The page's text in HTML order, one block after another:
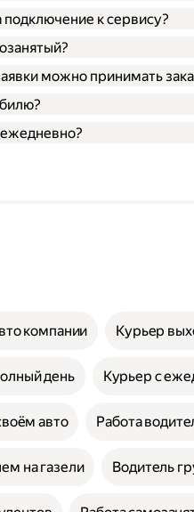
подключение к сервису?
можно принимать
компании Курьер
день Курьер с
авто Работа
на газели Водитель